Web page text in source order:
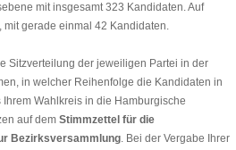
mit insgesamt 323 Kandidaten. Auf
gerade einmal 42 Kandidaten.
Sitzverteilung der jeweiligen Partei in der
in welcher Reihenfolge die Kandidaten in
Wahlkreis in die Hamburgische
auf dem Stimmzettel für die
Bezirksversammlung. Bei der Vergabe Ihrer